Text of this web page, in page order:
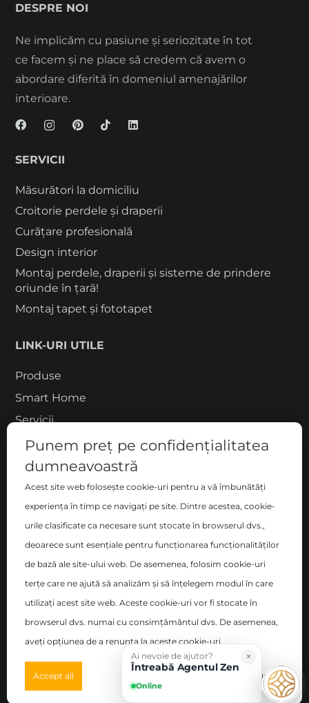
DESPRE NOI
Ne implicăm cu pasiune și seriozitate în tot
ce facem și ne place să credem că avem o
abordare diferită în domeniul amenajărilor
interioare.
SERVICII
Măsurători la domiciliu
Croitorie perdele și draperii
Curățare profesională
Design interior
Montaj perdele, draperii și sisteme de prindere
oriunde în țară!
Montaj tapet și fototapet
LINK-URI UTILE
Produse
Smart Home
Servicii
Proiecte
Despre noi
Blog
Contact
S.C. ZEN DECO HOME S.R.L.
București, Sector 2 , Blvd-ul Basarabia nr. 200, bl. B,
sc. C, et. 6, ap. 106
Nr. Registrul Comerțului: J40/14348/2017
CUI: RO38096011
2026Zen Interior.
×
Ai nevoie de ajutor?
Întreabă Agentul Zen
Online
Punem preț pe confidențialitatea
dumneavoastră
Acest site web folosește cookie-uri pentru a vă îmbunătăți
experiența în timp ce navigați pe site. Dintre acestea, cookie-
urile clasificate ca necesare sunt stocate în browserul dvs.,
deoarece sunt esențiale pentru funcționarea funcționalităților
de bază ale site-ului web. De asemenea, folosim cookie-uri
terțe care ne ajută să analizăm și să înțelegem modul în care
utilizați acest site web. Aceste cookie-uri vor fi stocate în
browserul dvs. numai cu consimțământul dvs. De asemenea,
aveți opțiunea de a renunța la aceste cookie-uri.
Accept all Preferences